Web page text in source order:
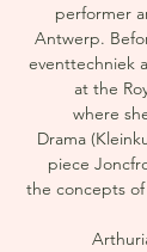
performer
Antwerp.
eventtechniek
at the
where
Drama
piece
the concepts